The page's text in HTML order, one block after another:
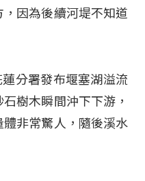
因為後續河堤不知道
分署發布堰塞湖溢流
樹木瞬間沖下下游，
非常驚人，隨後溪水